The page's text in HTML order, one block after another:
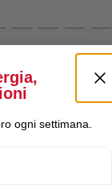
ogni settimana.